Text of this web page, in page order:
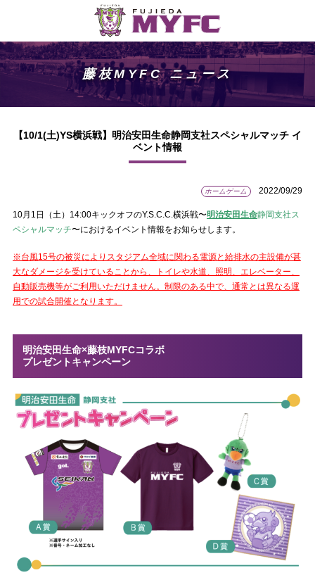
藤枝MYFC ニュース
【10/1(土)YS横浜戦】明治安田生命静岡支社スペシャルマッチ イ
ベント情報
ホームゲーム 2022/09/29
10月1日（土）14:00キックオフのY.S.C.C.横浜戦〜明治安田生命静岡支社ス
ペシャルマッチ〜におけるイベント情報をお知らせします。
※台風15号の被災によりスタジアム全域に関わる電源と給排水の主設備が甚
大なダメージを受けていることから、トイレや水道、照明、エレベーター、
自動販売機等がご利用いただけません。制限のある中で、通常とは異なる運
用での試合開催となります。
明治安田生命×藤枝MYFCコラボ
プレゼントキャンペーン